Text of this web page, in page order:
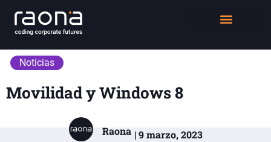
Noticias
Movilidad y Windows 8
Raona | 9 marzo, 2023